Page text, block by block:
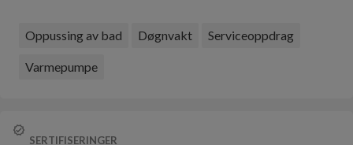
Oppussing av bad Døgnvakt Serviceoppdrag
Varmepumpe
SERTIFISERINGER